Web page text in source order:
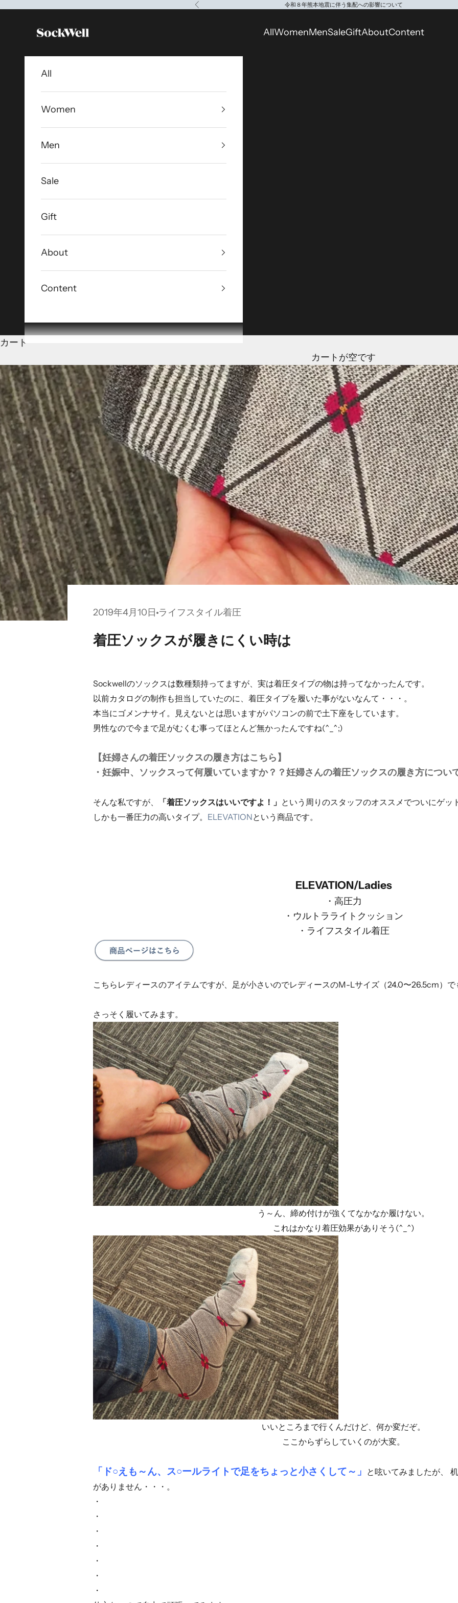
コンテンツへスキップ 前へ 令和８年熊本地震に伴う集配への影響について
Sockwell Japan AllWomenMenSaleGiftAboutContent
All
Women
Men
Sale
Gift
About
Content
カート
カートが空です
2019年4月10日 ライフスタイル着圧
着圧ソックスが履きにくい時は
Sockwellのソックスは数種類持ってますが、実は着圧タイプの物は持ってなかったんです。
以前カタログの制作も担当していたのに、着圧タイプを履いた事がないなんて・・・。
本当にゴメンナサイ。見えないとは思いますがパソコンの前で土下座をしています。
男性なので今まで足がむくむ事ってほとんど無かったんですね(^_^;)
【妊婦さんの着圧ソックスの履き方はこちら】
・妊娠中、ソックスって何履いていますか？？妊婦さんの着圧ソックスの履き方につい
そんな私ですが、 「着圧ソックスはいいですよ！」 という周りのスタッフのオススメでついにゲッ
しかも一番圧力の高いタイプ。 ELEVATIONという商品です。
ELEVATION/Ladies
・高圧力
・ウルトラライトクッション
・ライフスタイル着圧
こちらレディースのアイテムですが、足が小さいのでレディースのM-Lサイズ（24.0〜26.5cm）で
さっそく履いてみます。
う～ん、締め付けが強くてなかなか履けない。
これはかなり着圧効果がありそう(^_^)
いいところまで行くんだけど、何か変だぞ。
ここからずらしていくのが大変。
「ド○えも～ん、ス○ールライトで足をちょっと小さくして～」 と呟いてみましたが、
がありません・・・。
・
・
・
・
・
・
・